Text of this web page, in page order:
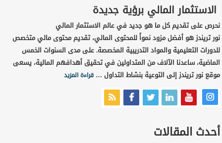
الاستثمار المالي برؤية جديدة
نحرص على تقديم كل ما هو جديد في عالم الاستثمار المالي
نور تريندز هو أفضل مزود نمواً للمحتوى المالي، تقديم محتوى مالي متخصص
للدورات التعليمية والمواد التدريبية المخصصة. على مدى السنوات الخمس
الماضية، ساعدنا الآلاف من المتداولين في تحقيق أهدافهم المالية، يسعى
موقع نور تريندز إلى التوعية بنشاط التداول …قراءة المزيد
أحدث المقالات